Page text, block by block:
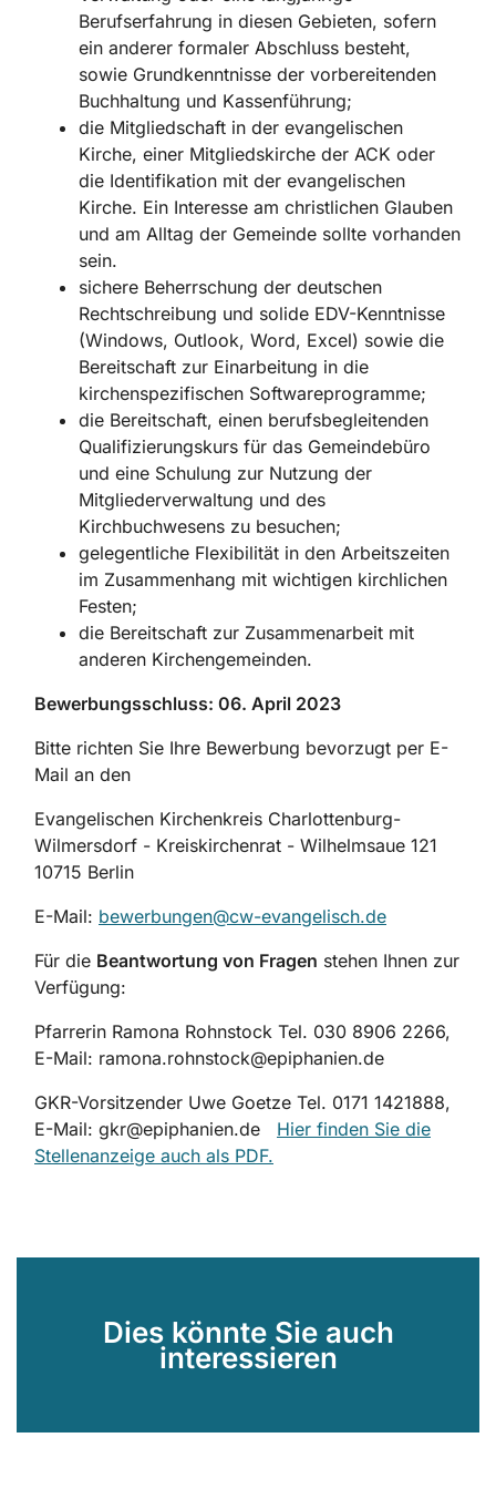
Berufserfahrung in diesen Gebieten, sofern
ein anderer forma­ler Abschluss besteht,
sowie Grundkenntnisse der vorbereitenden
Buchhaltung und Kassenführung;
die Mitgliedschaft in der evangelischen
Kirche, einer Mitgliedskirche der ACK oder
die Identifikation mit der evangelischen
Kirche. Ein Interesse am christlichen Glauben
und am Alltag der Gemeinde sollte vorhanden
sein.
sichere Beherrschung der deutschen
Rechtschreibung und solide EDV-Kenntnisse
(Windows, Outlook, Word, Excel) sowie die
Bereitschaft zur Einarbeitung in die
kirchenspezifischen Softwareprogramme;
die Bereitschaft, einen berufsbegleitenden
Qualifizierungskurs für das Gemeinde­büro
und eine Schulung zur Nutzung der
Mitgliederverwaltung und des
Kirchbuchwesens zu besuchen;
gelegentliche Flexibilität in den Arbeitszeiten
im Zusammenhang mit wichtigen kirch­lichen
Festen;
die Bereitschaft zur Zusammenarbeit mit
anderen Kirchengemeinden.
Bewerbungsschluss: 06. April 2023
Bitte richten Sie Ihre Bewerbung bevorzugt per E-
Mail an den
Evangelischen Kirchenkreis Charlottenburg-
Wilmersdorf - Kreiskirchenrat - Wilhelmsaue 121
10715 Berlin
E-Mail: bewerbungen@cw-evangelisch.de
Für die Beantwortung von Fragen stehen Ihnen zur
Verfügung:
Pfarrerin Ramona Rohnstock Tel. 030 8906 2266,
E-Mail: ramona.rohnstock@epiphanien.de
GKR-Vorsitzender Uwe Goetze Tel. 0171 1421888,
E-Mail: gkr@epiphanien.de Hier finden Sie die
Stellenanzeige auch als PDF.
Dies könnte Sie auch
interessieren